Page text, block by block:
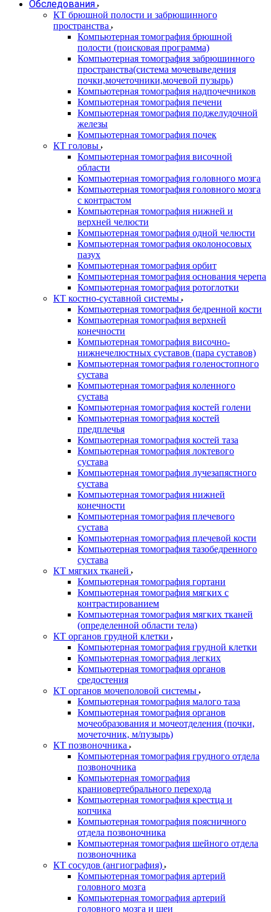
Обследования
КТ брюшной полости и забрюшинного
пространства
Компьютерная томография брюшной
полости (поисковая программа)
Компьютерная томография забрюшинного
пространства(система мочевыведения
почки,мочеточники,мочевой пузырь)
Компьютерная томография надпочечников
Компьютерная томография печени
Компьютерная томография поджелудочной
железы
Компьютерная томография почек
КТ головы
Компьютерная томография височной
области
Компьютерная томография головного мозга
Компьютерная томография головного мозга
с контрастом
Компьютерная томография нижней и
верхней челюсти
Компьютерная томография одной челюсти
Компьютерная томография околоносовых
пазух
Компьютерная томография орбит
Компьютерная томография основания черепа
Компьютерная томография ротоглотки
КТ костно-суставной системы
Компьютерная томография бедренной кости
Компьютерная томография верхней
конечности
Компьютерная томография височно-
нижнечелюстных суставов (пара суставов)
Компьютерная томография голеностопного
сустава
Компьютерная томография коленного
сустава
Компьютерная томография костей голени
Компьютерная томография костей
предплечья
Компьютерная томография костей таза
Компьютерная томография локтевого
сустава
Компьютерная томография лучезапястного
сустава
Компьютерная томография нижней
конечности
Компьютерная томография плечевого
сустава
Компьютерная томография плечевой кости
Компьютерная томография тазобедренного
сустава
КТ мягких тканей
Компьютерная томография гортани
Компьютерная томография мягких с
контрастированием
Компьютерная томография мягких тканей
(определенной области тела)
КТ органов грудной клетки
Компьютерная томография грудной клетки
Компьютерная томография легких
Компьютерная томография органов
средостения
КТ органов мочеполовой системы
Компьютерная томография малого таза
Компьютерная томография органов
мочеобразования и мочеотделения (почки,
мочеточник, м/пузырь)
КТ позвоночника
Компьютерная томография грудного отдела
позвоночника
Компьютерная томография
краниовертебрального перехода
Компьютерная томография крестца и
копчика
Компьютерная томография поясничного
отдела позвоночника
Компьютерная томография шейного отдела
позвоночника
КТ сосудов (ангиография)
Компьютерная томография артерий
головного мозга
Компьютерная томография артерий
головного мозга и шеи